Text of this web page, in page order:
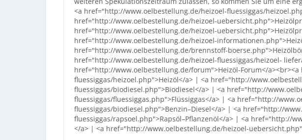
<a href="http://www.oelbestellung.de/heizoel-fluessiggas/
href="http://www.oelbestellung.de/heizoel-
href="http://www.oelbestellung.de/heizoel-
href="http://www.oelbestellung.de/heizoel-
href="http://www.oelbestellung.de/brennstoff-
href="http://www.oelbestellung.de/heizoel-fluessiggas/heizoel-
href="http://www.oelbestellung.de/forum">Heizöl-Forum</
fluessiggas/heizoel.php">Heizöl</a> | <a href="http://
fluessiggas/biodiesel.php">Biodiesel</a> | <a href="http://
fluessiggas/fluessiggas.php">Flüssiggas</a> | <a href="http://
fluessiggas/biodiesel.php">Benzin–Diesel</a> | <a href="http://
fluessiggas/rapsoel.php">Rapsöl–Pflanzenöl</a> | <a href="http://
</a> | <a href="http://www.oelbestellung.de/heizoel-